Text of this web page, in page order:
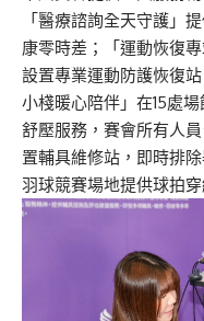
「醫療諮詢全天守護」
康零時差；「運動恢復
設置專業運動防護恢復
小棧暖心陪伴」在15處
舒壓服務，賽會所有人
置輔具維修站，即時排
羽球競賽場地提供球拍